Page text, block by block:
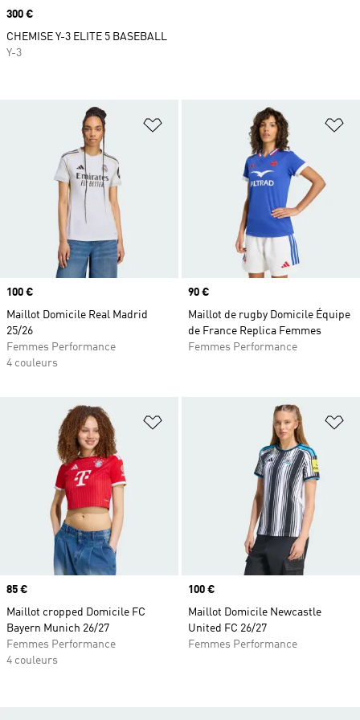
Ajouter à la Liste de produits
Prix
100 €
Maillot Domicile Real Madrid
25/26
Femmes Performance
4 couleurs
Prix
90 €
Maillot de rugby Domicile Équipe
de France Replica Femmes
Femmes Performance
Ajouter à la Liste de produits
Prix
85 €
Maillot cropped Domicile FC
Bayern Munich 26/27
Femmes Performance
4 couleurs
Prix
100 €
Maillot Domicile Newcastle
United FC 26/27
Femmes Performance
Prix
300 €
CHEMISE Y-3 ELITE 5 BASEBALL
Y-3